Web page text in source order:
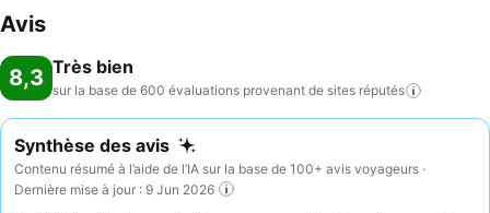
Avis
8,3 Très bien
sur la base de 600 évaluations provenant de sites réputés
Synthèse des avis
Contenu résumé à l’aide de l’IA sur la base de 100+ avis voyageurs ·
Dernière mise à jour : 9 Jun 2026